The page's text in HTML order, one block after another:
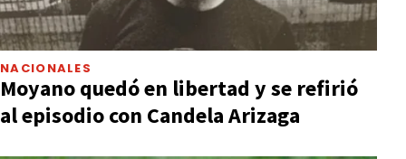
NACIONALES
Moyano quedó en libertad y se refirió
al episodio con Candela Arizaga